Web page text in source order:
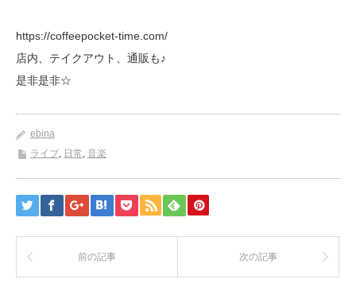
https://coffeepocket-time.com/
店内、テイクアウト、通販も♪
是非是非☆
ebina
ライブ, 日常, 音楽
前の記事 次の記事